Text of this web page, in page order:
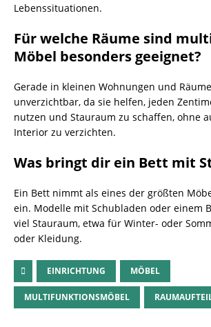
Lebenssituationen.
Für welche Räume sind
Möbel besonders geeignet?
Gerade in kleinen Wohnungen und
unverzichtbar, da sie helfen, jeden
nutzen und Stauraum zu schaffen, ohne
Interior zu verzichten.
Was bringt dir ein Bett mit
Ein Bett nimmt als eines der größten
ein. Modelle mit Schubladen oder einem
viel Stauraum, etwa für Winter- oder
oder Kleidung.
EINRICHTUNG MÖBEL
MULTIFUNKTIONSMÖBEL